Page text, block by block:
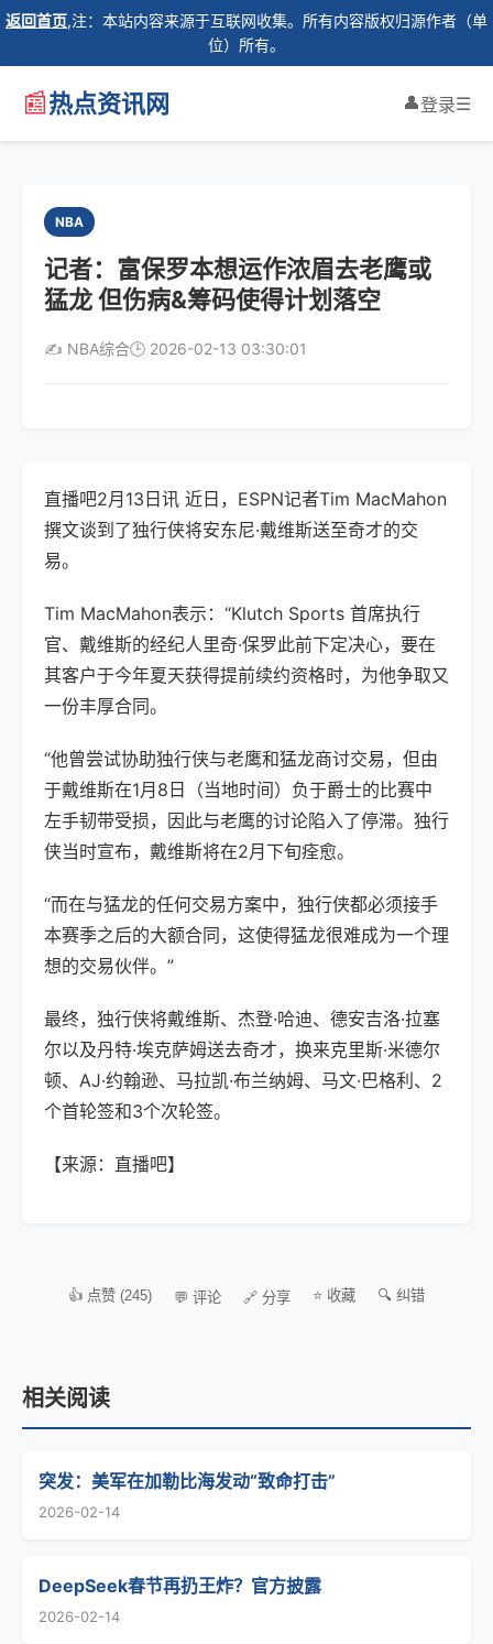
返回首页,注：本站内容来源于互联网收集。所有内容版权归源作者（单
位）所有。
📰热点资讯网 👤登录☰
NBA
记者：富保罗本想运作浓眉去老鹰或
猛龙 但伤病&筹码使得计划落空
✍️ NBA综合🕒 2026-02-13 03:30:01
直播吧2月13日讯 近日，ESPN记者Tim MacMahon
撰文谈到了独行侠将安东尼·戴维斯送至奇才的交
易。
Tim MacMahon表示：“Klutch Sports 首席执行
官、戴维斯的经纪人里奇·保罗此前下定决心，要在
其客户于今年夏天获得提前续约资格时，为他争取又
一份丰厚合同。
“他曾尝试协助独行侠与老鹰和猛龙商讨交易，但由
于戴维斯在1月8日（当地时间）负于爵士的比赛中
左手韧带受损，因此与老鹰的讨论陷入了停滞。独行
侠当时宣布，戴维斯将在2月下旬痊愈。
“而在与猛龙的任何交易方案中，独行侠都必须接手
本赛季之后的大额合同，这使得猛龙很难成为一个理
想的交易伙伴。”
最终，独行侠将戴维斯、杰登·哈迪、德安吉洛·拉塞
尔以及丹特·埃克萨姆送去奇才，换来克里斯·米德尔
顿、AJ·约翰逊、马拉凯·布兰纳姆、马文·巴格利、2
个首轮签和3个次轮签。
【来源：直播吧】
👍 点赞 (245) 💬 评论 🔗 分享 ⭐ 收藏 🔍 纠错
相关阅读
突发：美军在加勒比海发动“致命打击”
2026-02-14
DeepSeek春节再扔王炸？官方披露
2026-02-14